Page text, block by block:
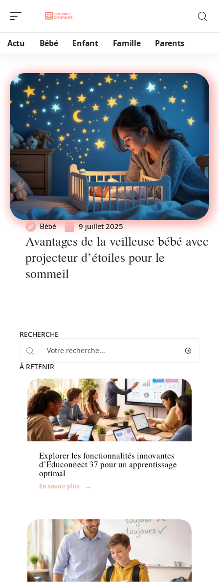
Actu Bébé Enfant Famille Parents
Bébé 9 juillet 2025
Avantages de la veilleuse bébé avec
projecteur d’étoiles pour le
sommeil
RECHERCHE
À RETENIR
Enfant
Explorer les fonctionnalités innovantes
d’Educonnect 37 pour un apprentissage
optimal
En savoir plus
Enfant